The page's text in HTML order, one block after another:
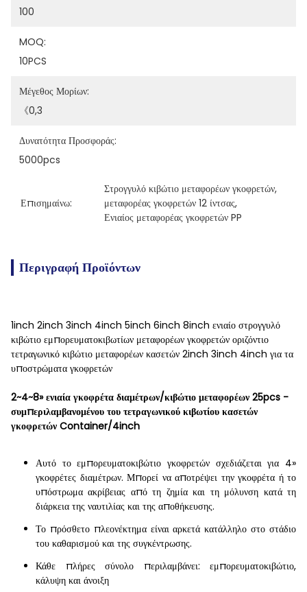
100
MOQ:
10PCS
Μέγεθος Μορίων:
《0,3
Δυνατότητα Προσφοράς:
5000pcs
Επισημαίνω:
Στρογγυλό κιβώτιο μεταφορέων γκοφρετών,
μεταφορέας γκοφρετών 12 ίντσας,
Ενιαίος μεταφορέας γκοφρετών PP
Περιγραφή Προϊόντων
1inch 2inch 3inch 4inch 5inch 6inch 8inch ενιαίο στρογγυλό
κιβώτιο εμπορευματοκιβωτίων μεταφορέων γκοφρετών οριζόντιο
τετραγωνικό κιβώτιο μεταφορέων κασετών 2inch 3inch 4inch για τα
υποστρώματα γκοφρετών
2~4~8» ενιαία γκοφρέτα διαμέτρων/κιβώτιο μεταφορέων 25pcs -
συμπεριλαμβανομένου του τετραγωνικού κιβωτίου κασετών
γκοφρετών Container/4inch
Αυτό το εμπορευματοκιβώτιο γκοφρετών σχεδιάζεται για 4»
γκοφρέτες διαμέτρων. Μπορεί να αποτρέψει την γκοφρέτα ή το
υπόστρωμα ακρίβειας από τη ζημία και τη μόλυνση κατά τη
διάρκεια της ναυτιλίας και της αποθήκευσης.
Το πρόσθετο πλεονέκτημα είναι αρκετά κατάλληλο στο στάδιο
του καθαρισμού και της συγκέντρωσης.
Κάθε πλήρες σύνολο περιλαμβάνει: εμπορευματοκιβώτιο,
κάλυψη και άνοιξη